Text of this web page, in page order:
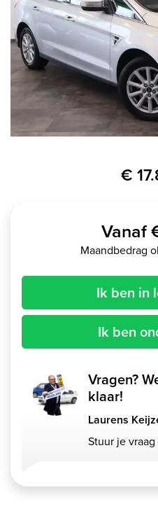
€
Vanaf
Maandbedrag
Ik ben in
Ik ben
Vragen?
klaar!
Laurens
Stuur je